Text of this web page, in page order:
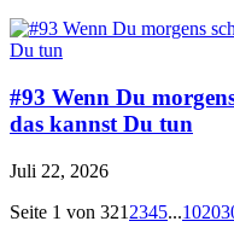
#93 Wenn Du
das kannst Du tun
Juli 22, 2026
Seite 1 von 321 2345...1020